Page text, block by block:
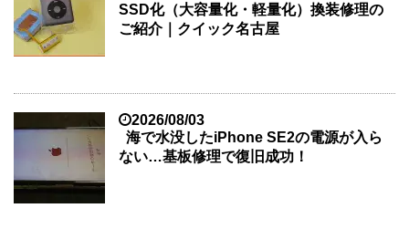
SSD化（大容量化・軽量化）換装修理の
ご紹介｜クイック名古屋
2026/08/03
海で水没したiPhone SE2の電源が入ら
ない…基板修理で復旧成功！